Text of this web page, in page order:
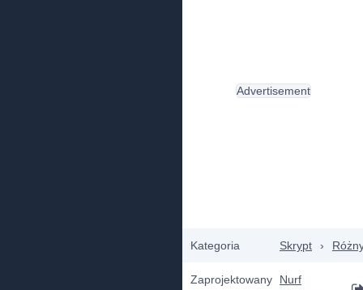
Kategoria Skrypt ›
Zaprojektowany
Nurf
Advertisement